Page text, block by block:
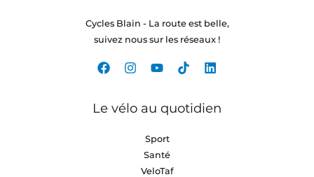
Cycles Blain - La route est belle,
suivez nous sur les réseaux !
Le vélo au quotidien
Sport
Santé
VeloTaf